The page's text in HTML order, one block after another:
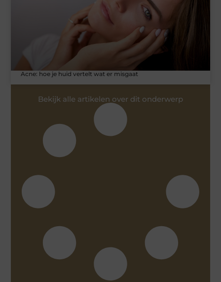
Acne: hoe je huid vertelt wat er misgaat
Bekijk alle artikelen over dit onderwerp